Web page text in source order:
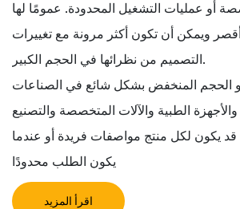
أو عمليات التشغيل المحدودة. عمومًا لها
ويمكن أن تكون أكثر مرونة مع تغييرات
التصميم من نظرائها في الحجم الكبير.
ذو الحجم المنخفض بشكل شائع في الصناعات
الطبية والآلات المتخصصة والتصنيع
يكون لكل منتج مواصفات فريدة أو عندما
يكون الطلب محدودًا
اقرأ المزيد